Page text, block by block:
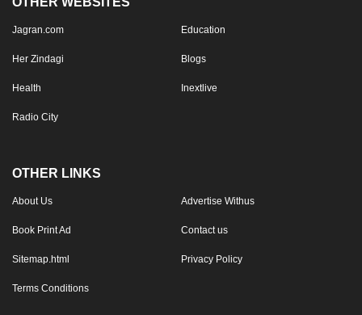
Jagran.com Education
Her Zindagi Blogs
Health Inextlive
Radio City
OTHER LINKS
About Us Advertise Withus
Book Print Ad Contact us
Sitemap.html Privacy Policy
Terms Conditions